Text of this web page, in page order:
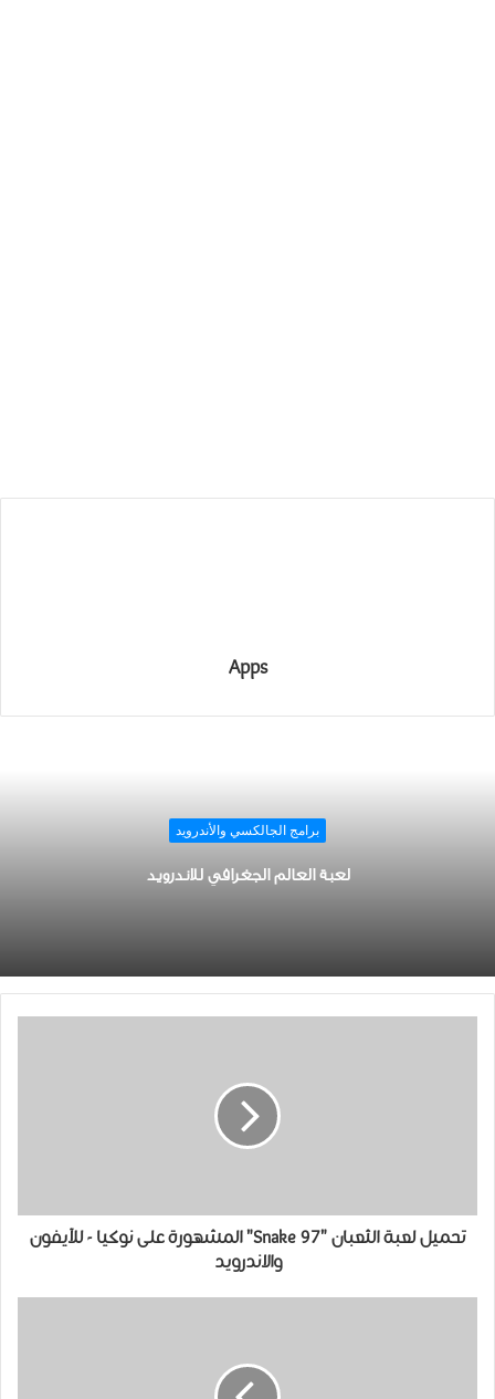
Apps
برامج الجالكسي والأندرويد
لعبة العالم الجغرافي للاندرويد
ﺗﺤﻤﻴﻞ ﻟﻌﺒﺔ ﺍﻟﺜﻌﺒﺎﻥ "Snake 97" ﺍﻟﻤﺸﻬﻮﺭﺓ ﻋﻠﻰ ﻧﻮﻛﻴﺎ ‏- للآﻳﻔﻮﻥ
والاندرويد